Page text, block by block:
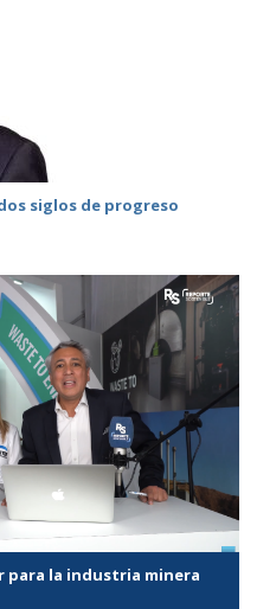
siglos de progreso
para la industria minera